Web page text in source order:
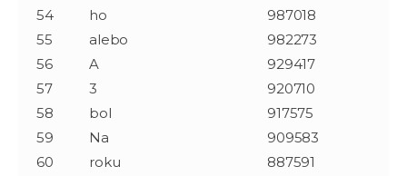
54
ho
987018
55
alebo
982273
56
A
929417
57
3
920710
58
bol
917575
59
Na
909583
60
roku
887591